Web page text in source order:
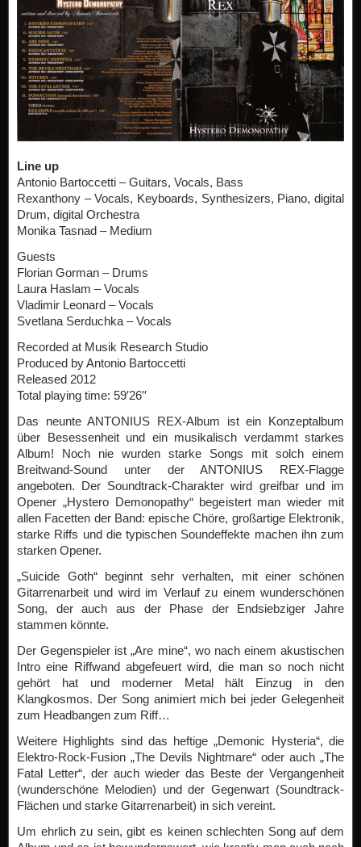
Line up
Antonio Bartoccetti – Guitars, Vocals, Bass
Rexanthony – Vocals, Keyboards, Synthesizers, Piano, digital
Drum, digital Orchestra
Monika Tasnad – Medium
Guests
Florian Gorman – Drums
Laura Haslam – Vocals
Vladimir Leonard – Vocals
Svetlana Serduchka – Vocals
Recorded at Musik Research Studio
Produced by Antonio Bartoccetti
Released 2012
Total playing time: 59′26′′
Das neunte ANTONIUS REX-Album ist ein Konzeptalbum
über Besessenheit und ein musikalisch verdammt starkes
Album! Noch nie wurden starke Songs mit solch einem
Breitwand-Sound unter der ANTONIUS REX-Flagge
angeboten. Der Soundtrack-Charakter wird greifbar und im
Opener „Hystero Demonopathy“ begeistert man wieder mit
allen Facetten der Band: epische Chöre, großartige Elektronik,
starke Riffs und die typischen Soundeffekte machen ihn zum
starken Opener.
„Suicide Goth“ beginnt sehr verhalten, mit einer schönen
Gitarrenarbeit und wird im Verlauf zu einem wunderschönen
Song, der auch aus der Phase der Endsiebziger Jahre
stammen könnte.
Der Gegenspieler ist „Are mine“, wo nach einem akustischen
Intro eine Riffwand abgefeuert wird, die man so noch nicht
gehört hat und moderner Metal hält Einzug in den
Klangkosmos. Der Song animiert mich bei jeder Gelegenheit
zum Headbangen zum Riff…
Weitere Highlights sind das heftige „Demonic Hysteria“, die
Elektro-Rock-Fusion „The Devils Nightmare“ oder auch „The
Fatal Letter“, der auch wieder das Beste der Vergangenheit
(wunderschöne Melodien) und der Gegenwart (Soundtrack-
Flächen und starke Gitarrenarbeit) in sich vereint.
Um ehrlich zu sein, gibt es keinen schlechten Song auf dem